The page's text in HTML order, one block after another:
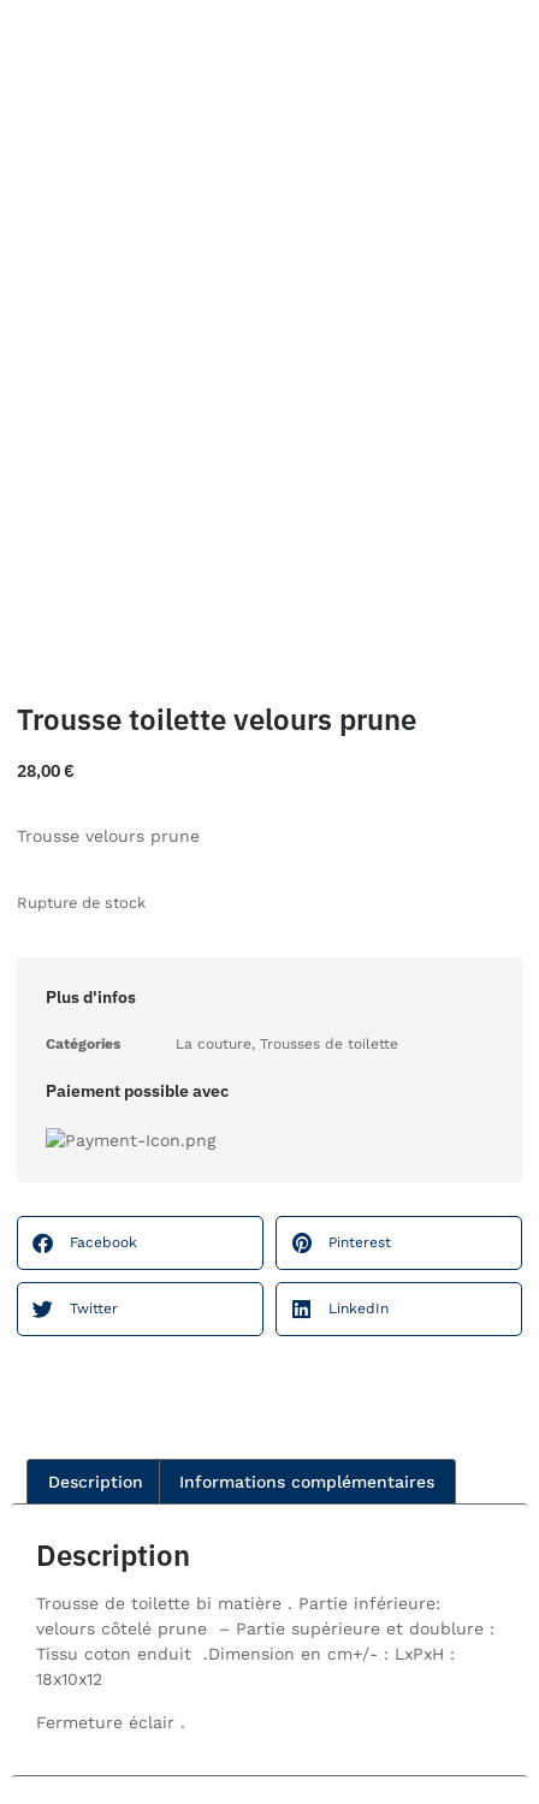
Trousse toilette velours prune
28,00€
Trousse velours prune
Rupture de stock
Plus d'infos
Catégories La couture, Trousses de toilette
Paiement possible avec
Facebook Pinterest
Twitter LinkedIn
Description Informations complémentaires
Description
Trousse de toilette bi matière . Partie inférieure:
velours côtelé prune – Partie supérieure et doublure :
Tissu coton enduit .Dimension en cm+/- : LxPxH :
18x10x12
Fermeture éclair .